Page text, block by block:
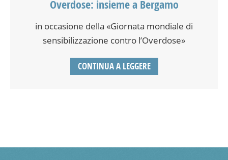
Overdose: insieme a Bergamo
in occasione della «Giornata mondiale di
sensibilizzazione contro l’Overdose»
CONTINUA A LEGGERE